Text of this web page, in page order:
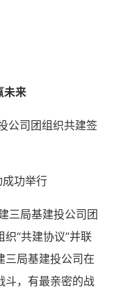
未来
公司团组织共建签
功举行
三局基建投公司团
“共建协议”并联
三局基建投公司在
斗，有最亲密的战